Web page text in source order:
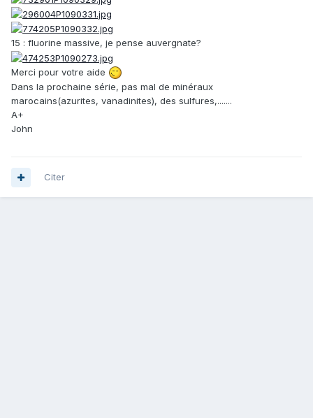
15 : fluorine massive, je pense auvergnate?
Merci pour votre aide
Dans la prochaine série, pas mal de minéraux
marocains(azurites, vanadinites), des sulfures,.......
A+
John
Citer